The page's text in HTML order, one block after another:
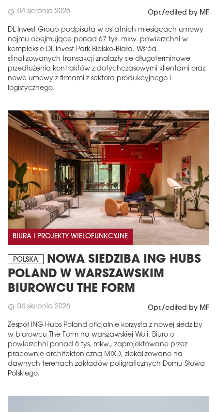
schedule 04 sierpnia 2026 Opr./edited by MF
DL Invest Group podpisała w ostatnich miesiącach umowy
najmu obejmujące ponad 67 tys. mkw. powierzchni w
kompleksie DL Invest Park Bielsko-Biała. Wśród
sfinalizowanych transakcji znalazły się długoterminowe
przedłużenia kontraktów z dotychczasowymi klientami oraz
nowe umowy z firmami z sektora produkcyjnego i
logistycznego.
BIURA I PROJEKTY WIELOFUNKCYJNE
POLSKA
NOWA SIEDZIBA ING HUBS
POLAND W WARSZAWSKIM
BIUROWCU THE FORM
schedule 04 sierpnia 2026 Opr./edited by MF
Zespół ING Hubs Poland oficjalnie korzysta z nowej siedziby
w biurowcu The Form na warszawskiej Woli. Biuro o
powierzchni ponad 6 tys. mkw., zaprojektowane przez
pracownię architektoniczną MIXD, zlokalizowano na
dawnych terenach zakładów poligraficznych Domu Słowa
Polskiego.